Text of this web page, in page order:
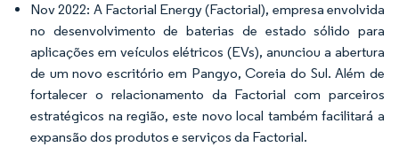
Nov 2022: A Factorial Energy (Factorial), empresa envolvida
no desenvolvimento de baterias de estado sólido para
aplicações em veículos elétricos (EVs), anunciou a abertura
de um novo escritório em Pangyo, Coreia do Sul. Além de
fortalecer o relacionamento da Factorial com parceiros
estratégicos na região, este novo local também facilitará a
expansão dos produtos e serviços da Factorial.